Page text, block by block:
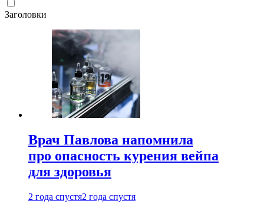
Заголовки
Врач Павлова напомнила
про опасность курения вейпа
для здоровья
2 года спустя2 года спустя